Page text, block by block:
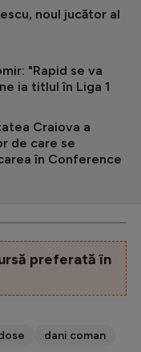
noul jucător al
"Rapid se va
ia titlul în Liga 1
Craiova a
de care se
în Conference
preferată în
dani coman